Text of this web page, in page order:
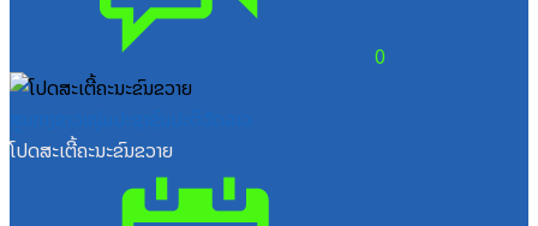
0
ໂປດສະເຕີ້ຄະນະຂົນຂວາຍ